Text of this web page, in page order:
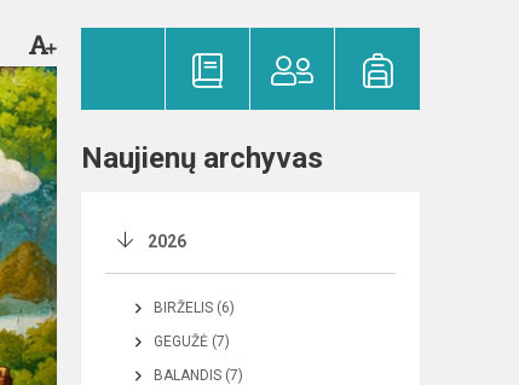
Naujienų archyvas
2026
BIRŽELIS (6)
GEGUŽĖ (7)
BALANDIS (7)